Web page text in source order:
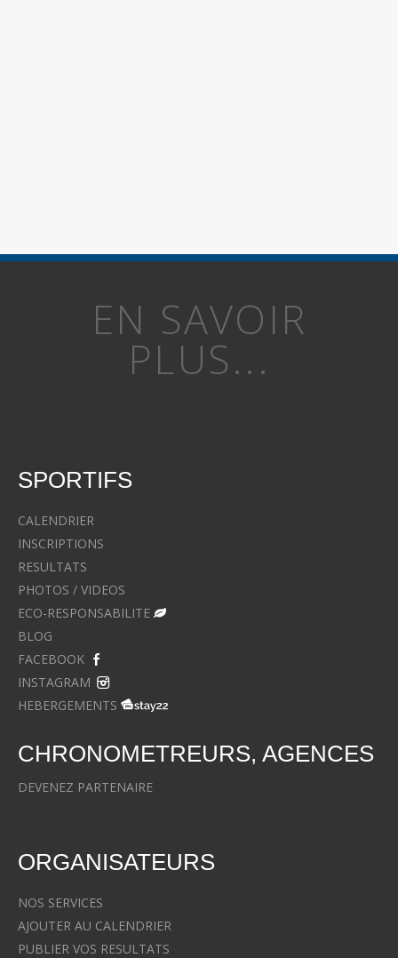
EN SAVOIR
PLUS...
SPORTIFS
CALENDRIER
INSCRIPTIONS
RESULTATS
PHOTOS / VIDEOS
ECO-RESPONSABILITE
BLOG
FACEBOOK
INSTAGRAM
HEBERGEMENTS
CHRONOMETREURS, AGENCES
DEVENEZ PARTENAIRE
ORGANISATEURS
NOS SERVICES
AJOUTER AU CALENDRIER
PUBLIER VOS RESULTATS